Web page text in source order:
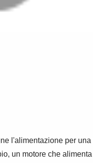
l'alimentazione per
un motore che